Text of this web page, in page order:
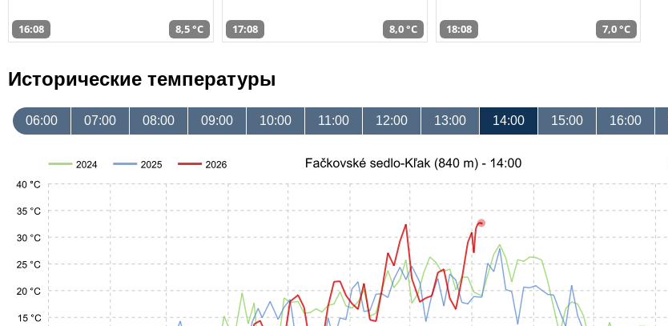
16:08 8,5 °C 17:08 8,0 °C 18:08 7,0 °C
Исторические температуры
06:00 07:00 08:00 09:00 10:00 11:00 12:00 13:00 14:00 15:00 16:00